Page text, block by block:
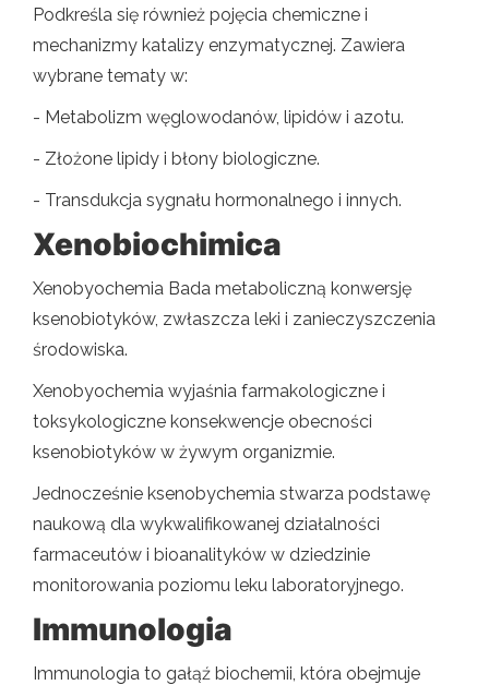
Podkreśla się również pojęcia chemiczne i
mechanizmy katalizy enzymatycznej. Zawiera
wybrane tematy w:
- Metabolizm węglowodanów, lipidów i azotu.
- Złożone lipidy i błony biologiczne.
- Transdukcja sygnału hormonalnego i innych.
Xenobiochimica
Xenobyochemia Bada metaboliczną konwersję
ksenobiotyków, zwłaszcza leki i zanieczyszczenia
środowiska.
Xenobyochemia wyjaśnia farmakologiczne i
toksykologiczne konsekwencje obecności
ksenobiotyków w żywym organizmie.
Jednocześnie ksenobychemia stwarza podstawę
naukową dla wykwalifikowanej działalności
farmaceutów i bioanalityków w dziedzinie
monitorowania poziomu leku laboratoryjnego.
Immunologia
Immunologia to gałąź biochemii, która obejmuje